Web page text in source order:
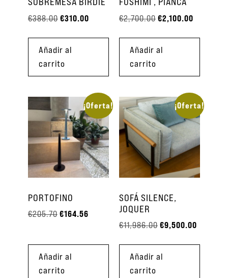
€388.00 €310.00
Añadir al
carrito
€2,700.00 €2,100.00
Añadir al
carrito
¡Oferta!
PORTOFINO
€205.70 €164.56
Añadir al
carrito
¡Oferta!
SOFÁ SILENCE,
JOQUER
€11,986.00 €9,500.00
Añadir al
carrito